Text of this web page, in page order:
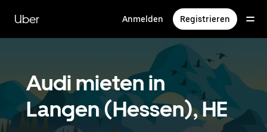
zum
Hauptinhalt
Uber Anmelden Registrieren
Audi mieten in
Langen (Hessen), HE